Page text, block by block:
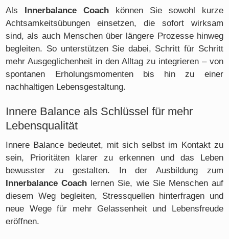
Als Innerbalance Coach können Sie sowohl kurze
Achtsamkeitsübungen einsetzen, die sofort wirksam
sind, als auch Menschen über längere Prozesse hinweg
begleiten. So unterstützen Sie dabei, Schritt für Schritt
mehr Ausgeglichenheit in den Alltag zu integrieren – von
spontanen Erholungsmomenten bis hin zu einer
nachhaltigen Lebensgestaltung.
Innere Balance als Schlüssel für mehr
Lebensqualität
Innere Balance bedeutet, mit sich selbst im Kontakt zu
sein, Prioritäten klarer zu erkennen und das Leben
bewusster zu gestalten. In der Ausbildung zum
Innerbalance Coach lernen Sie, wie Sie Menschen auf
diesem Weg begleiten, Stressquellen hinterfragen und
neue Wege für mehr Gelassenheit und Lebensfreude
eröffnen.